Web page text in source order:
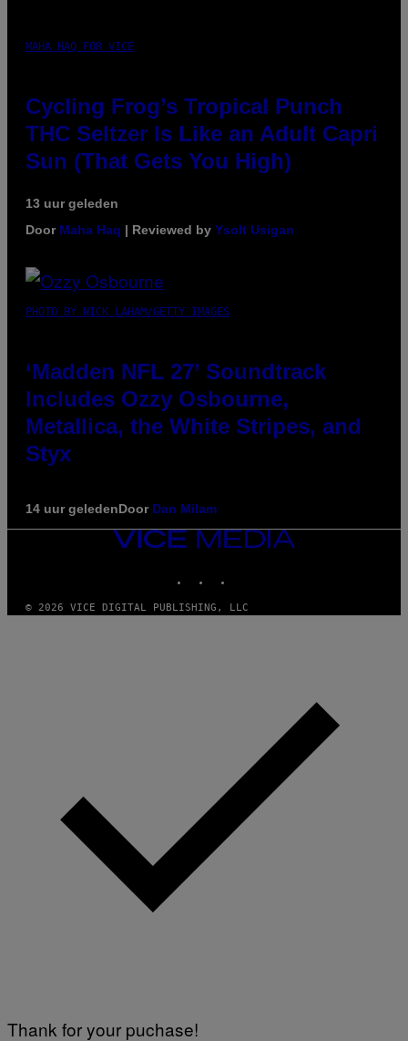
MAHA HAQ FOR VICE
Cycling Frog’s Tropical Punch
THC Seltzer Is Like an Adult Capri
Sun (That Gets You High)
13 uur geleden
Door Maha Haq | Reviewed by Ysolt Usigan
PHOTO BY NICK LAHAM/GETTY IMAGES
‘Madden NFL 27’ Soundtrack
Includes Ozzy Osbourne,
Metallica, the White Stripes, and
Styx
14 uur geledenDoor Dan Milam
VICE
MEDIA
© 2026 VICE DIGITAL PUBLISHING, LLC
Thank for your puchase!